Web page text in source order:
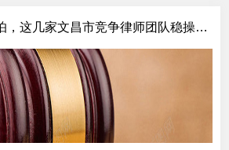
无论什么案子都不怕，这几家文昌市竞争律师团队稳操胜券